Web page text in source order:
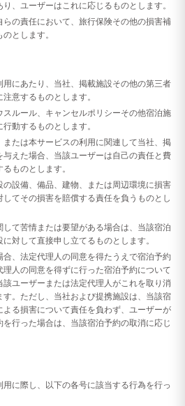
、ユーザーはこれに応じるものとします。
の責任において、旅行保険その他の損害補
とします。
にあたり、当社、掲載施設その他の第三者
意するものとします。
ルール、キャンセルポリシーその他宿泊施
動するものとします。
たは本サービスの利用に関連して当社、掲
えた場合、当該ユーザーは自己の責任と費
ものとします。
設備、備品、建物、または周辺環境に損害
てその損害を賠償する責任を負うものとし
て苦情または要望がある場合は、当該宿泊
対して直接申し立てるものとします。
、法定代理人の同意を得たうえで宿泊予約
人の同意を得ずに行った宿泊予約について
ユーザーまたは法定代理人がこれを取り消
。ただし、当社および提携施設は、当該宿
る損害について責任を負わず、ユーザーが
行った場合は、当該宿泊予約の取消に応じ
に際し、以下の各号に該当する行為を行っ